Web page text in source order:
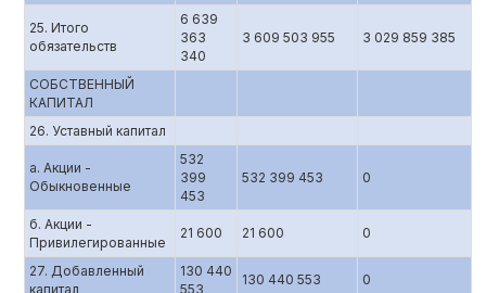
25. Итого
обязательств
6 639
363
340
3 609 503 955 3 029 859 385
СОБСТВЕННЫЙ
КАПИТАЛ
26. Уставный капитал
а. Акции -
Обыкновенные
532
399
453
532 399 453 0
б. Акции -
Привилегированные
21 600 21 600 0
27. Добавленный
капитал
130 440
553
130 440 553 0